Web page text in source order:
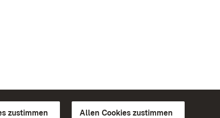
zustimmen Allen Cookies zustimmen